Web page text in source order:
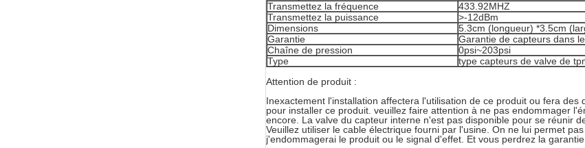
Transmettez la fréquence
433.92MHZ
Transmettez la puissance
>-12dBm
Dimensions
5.3cm (longueur) *3.5cm
Garantie
Garantie de capteurs dans
Chaîne de pression
0psi~203psi
Type
type capteurs de valve de
Attention de produit :
Inexactement l'installation affectera l'utilisation de ce produit ou fera
pour installer ce produit. veuillez faire attention à ne pas endommager
encore. La valve du capteur interne n'est pas disponible pour se réunir
Veuillez utiliser le cable électrique fourni par l'usine. On ne lui permet
j'endommagerai le produit ou le signal d'effet. Et vous perdrez la garantie